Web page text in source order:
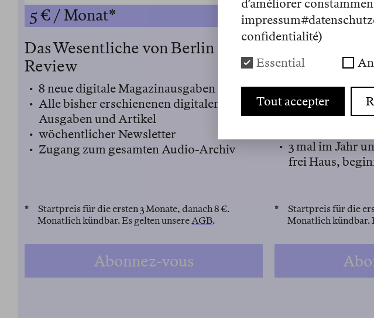
5 € / Monat*
Das Wesentliche von Berlin
Review
8 neue digitale Magazinausgaben pro Jahr
Alle bisher erschienenen digitalen
Ausgaben und Artikel
wöchentlicher Newsletter
Zugang zum gesamten Audio-Archiv
* Startpreis für die ersten 3 Monate, danach 8 €.
Monatlich kündbar. Es gelten unsereAGB.
Abonnez-vous
9 € / Monat*
Lesen Sie
8 neue digitale
Alle bisher
Ausgaben und
wöchentlicher
3 mal im Jahr
frei Haus,
* Startpreis für die
Monatlich kündbar.
d’améliorer
confidentialité)
Essential
Tout accepter